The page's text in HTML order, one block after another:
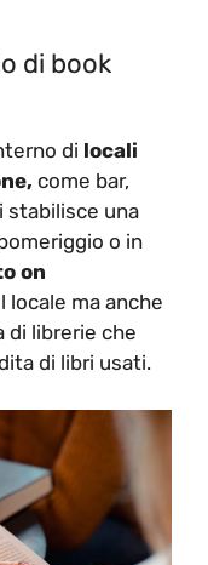
di book
di locali
come bar,
stabilisce una
o in
on
locale ma anche
di librerie che
di libri usati.